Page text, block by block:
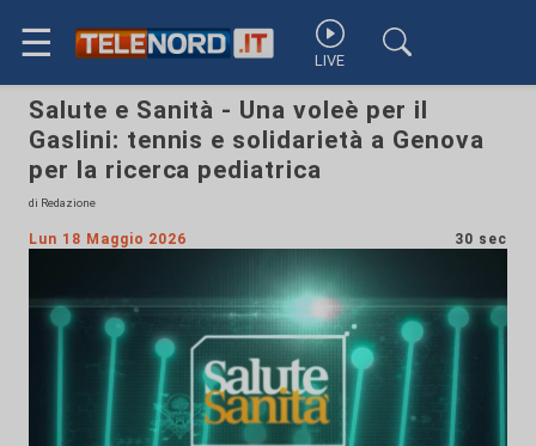
☰ LIVE
Salute e Sanità - Una voleè per il
Gaslini: tennis e solidarietà a Genova
per la ricerca pediatrica
di Redazione
Lun 18 Maggio 2026 30 sec